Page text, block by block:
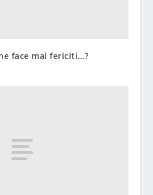
face mai fericiti…?